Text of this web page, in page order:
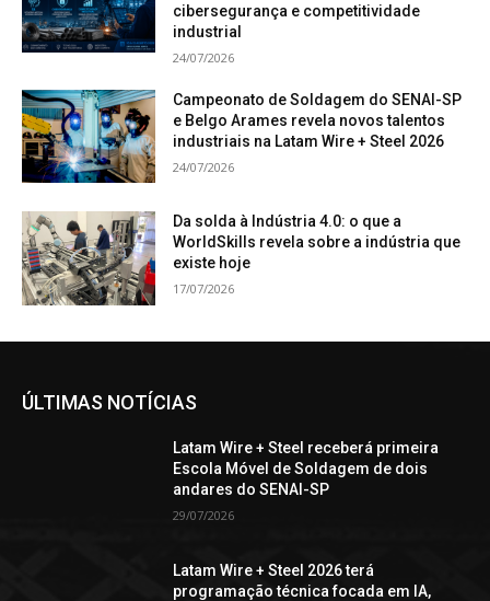
cibersegurança e competitividade
industrial
24/07/2026
Campeonato de Soldagem do SENAI-SP
e Belgo Arames revela novos talentos
industriais na Latam Wire + Steel 2026
24/07/2026
Da solda à Indústria 4.0: o que a
WorldSkills revela sobre a indústria que
existe hoje
17/07/2026
ÚLTIMAS NOTÍCIAS
Latam Wire + Steel receberá primeira
Escola Móvel de Soldagem de dois
andares do SENAI-SP
29/07/2026
Latam Wire + Steel 2026 terá
programação técnica focada em IA,